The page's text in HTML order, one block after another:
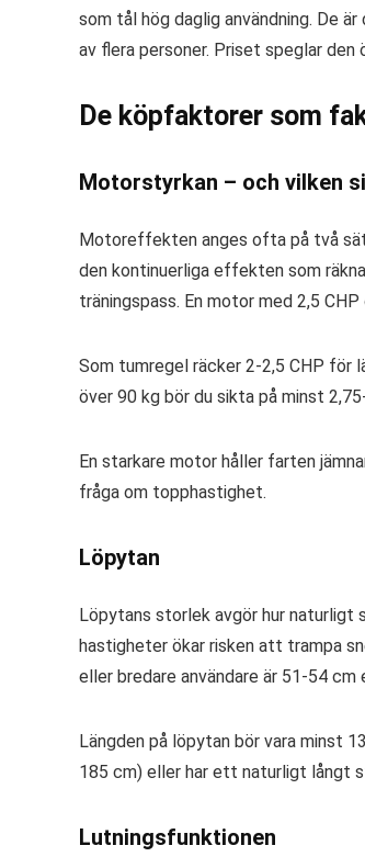
som tål hög daglig användning. De
av flera personer. Priset speglar den
De köpfaktorer som
Motorstyrkan – och vilken
Motoreffekten anges ofta på två
den kontinuerliga effekten som
träningspass. En motor med 2,5
Som tumregel räcker 2-2,5 CHP för
över 90 kg bör du sikta på minst
En starkare motor håller farten
fråga om topphastighet.
Löpytan
Löpytans storlek avgör hur naturligt
hastigheter ökar risken att trampa
eller bredare användare är 51-54
Längden på löpytan bör vara minst
185 cm) eller har ett naturligt långt
Lutningsfunktionen